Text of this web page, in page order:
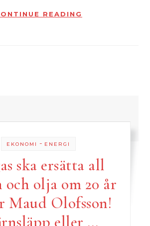
READING
EKONOMI - ENERGI
ska ersätta all
och olja om 20 år
Maud Olofsson!
eller …